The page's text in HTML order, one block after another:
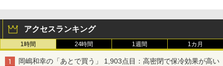
アクセスランキング
1時間 24時間 1週間 1カ月
岡嶋和幸の「あとで買う」 1,903点目：高密閉で保冷効果が高い